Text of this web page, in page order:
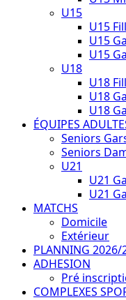
U15
U15
U15
U15
U18
U18
U18
U18
ÉQUIPES
Seniors
Seniors
U21
U21
U21
MATCHS
Domicile
Extérieur
PLANNING 2026/
ADHESION
Pré
COMPLEXES